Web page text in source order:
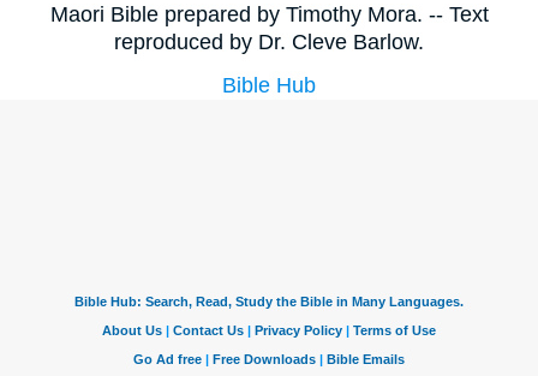
Maori Bible prepared by Timothy Mora. -- Text
reproduced by Dr. Cleve Barlow.
Bible Hub